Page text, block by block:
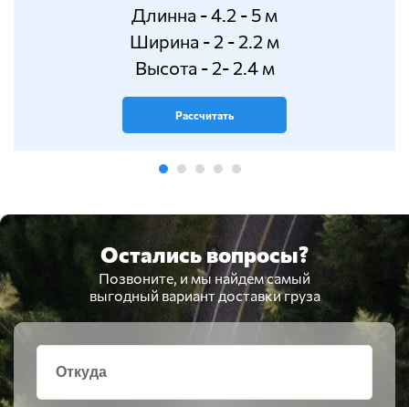
Длинна - 4.2 - 5 м
Ширина - 2 - 2.2 м
Высота - 2- 2.4 м
Рассчитать
Остались вопросы?
Позвоните, и мы найдем самый
выгодный вариант доставки груза